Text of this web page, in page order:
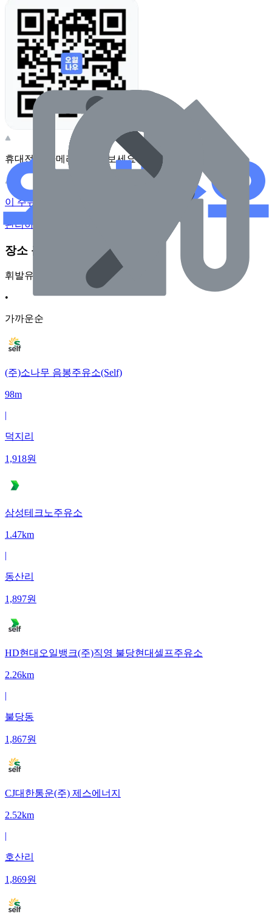
휴대전화 카메라로 찍어보세요
이 주유소의 사장님이신가요?
관리하기
장소 근처 주유소
휘발유
•
가까운순
(주)소나무 음봉주유소(Self)
98m
|
덕지리
1,918원
삼성테크노주유소
1.47km
|
동산리
1,897원
HD현대오일뱅크(주)직영 불당현대셀프주유소
2.26km
|
불당동
1,867원
CJ대한통운(주) 제스에너지
2.52km
|
호산리
1,869원